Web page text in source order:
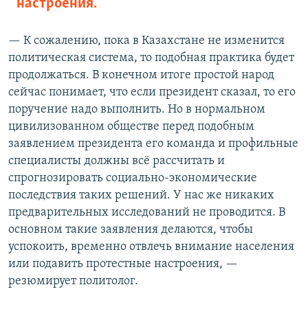
настроения.
— К сожалению, пока в Казахстане не изменится
политическая система, то подобная практика будет
продолжаться. В конечном итоге простой народ
сейчас понимает, что если президент сказал, то его
поручение надо выполнить. Но в нормальном
цивилизованном обществе перед подобным
заявлением президента его команда и профильные
специалисты должны всё рассчитать и
спрогнозировать социально-экономические
последствия таких решений. У нас же никаких
предварительных исследований не проводится. В
основном такие заявления делаются, чтобы
успокоить, временно отвлечь внимание населения
или подавить протестные настроения, —
резюмирует политолог.